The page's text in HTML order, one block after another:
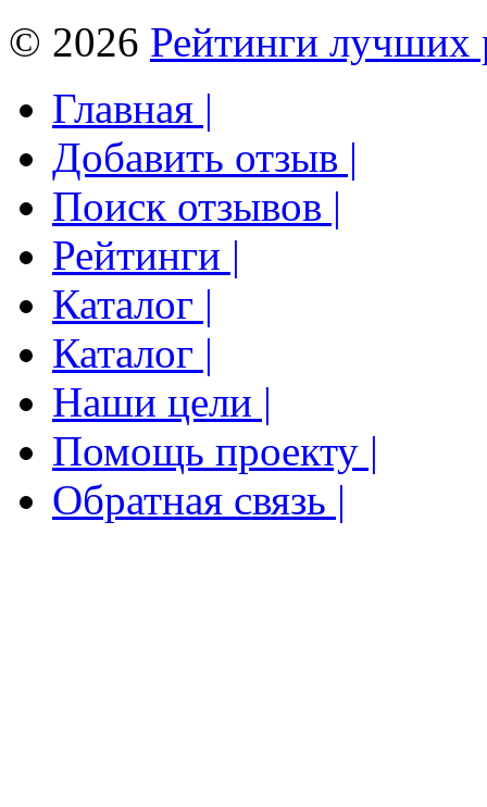
© 2026 Рейтинги лучших
Главная |
Добавить отзыв |
Поиск отзывов |
Рейтинги |
Каталог |
Каталог |
Наши цели |
Помощь проекту |
Обратная связь |